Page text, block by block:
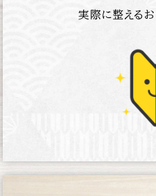
実際に整える